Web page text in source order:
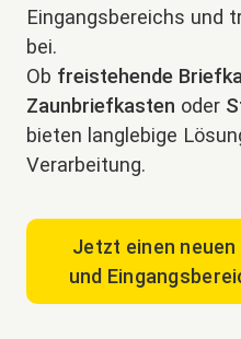
Eingangsbereichs und
bei.
Ob freistehende
Zaunbriefkasten oder
bieten langlebige
Verarbeitung.
Jetzt einen
und